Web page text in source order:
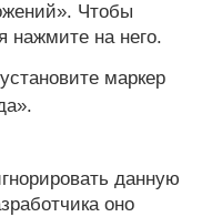
Чтобы
нажмите на него.
маркер
данную
оно